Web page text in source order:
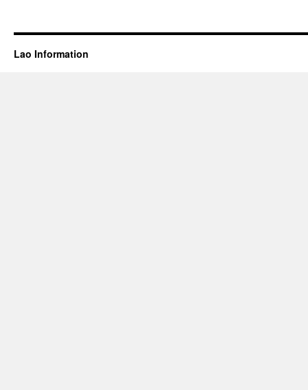
Lao Information